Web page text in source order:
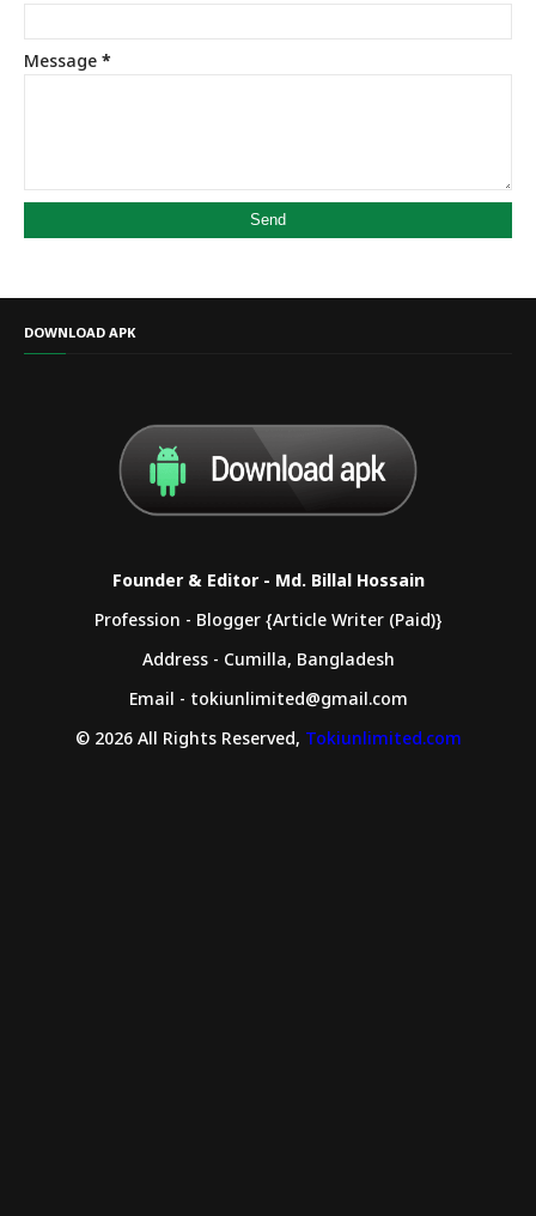
Message *
DOWNLOAD APK
Founder & Editor - Md. Billal Hossain
Profession - Blogger {Article Writer (Paid)}
Address - Cumilla, Bangladesh
Email - tokiunlimited@gmail.com
© 2026 All Rights Reserved, Tokiunlimited.com